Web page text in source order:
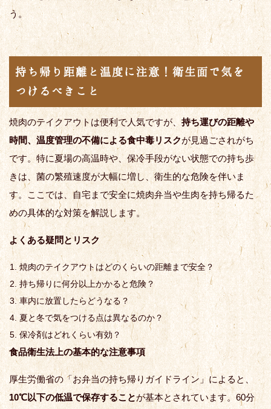
う。
持ち帰り距離と温度に注意！衛生面で気を
つけるべきこと
焼肉のテイクアウトは便利で人気ですが、 持ち運びの距離や
時間、温度管理の不備による食中毒リスクが見過ごされがち
です。特に夏場の高温時や、保冷手段がない状態での持ち歩
きは、菌の繁殖速度が大幅に増し、衛生的な危険を伴いま
す。ここでは、自宅まで安全に焼肉弁当や生肉を持ち帰るた
めの具体的な対策を解説します。
よくある疑問とリスク
焼肉のテイクアウトはどのくらいの距離まで安全？
持ち帰りに何分以上かかると危険？
車内に放置したらどうなる？
夏と冬で気をつける点は異なるのか？
保冷剤はどれくらい有効？
食品衛生法上の基本的な注意事項
厚生労働省の「お弁当の持ち帰りガイドライン」によると、
10℃以下の低温で保存することが基本とされています。60分